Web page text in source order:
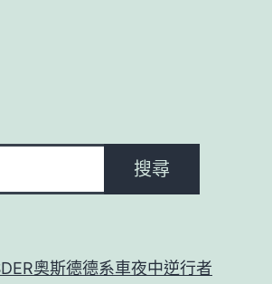
搜尋
奧斯德德系車夜中逆行者